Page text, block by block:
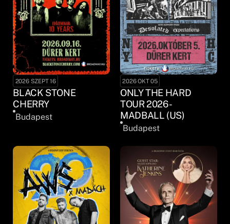
2026 SZEPT 16
BLACK STONE
CHERRY
Budapest
2026 OKT 05
ONLY THE HARD
TOUR 2026 -
MADBALL (US)
Budapest